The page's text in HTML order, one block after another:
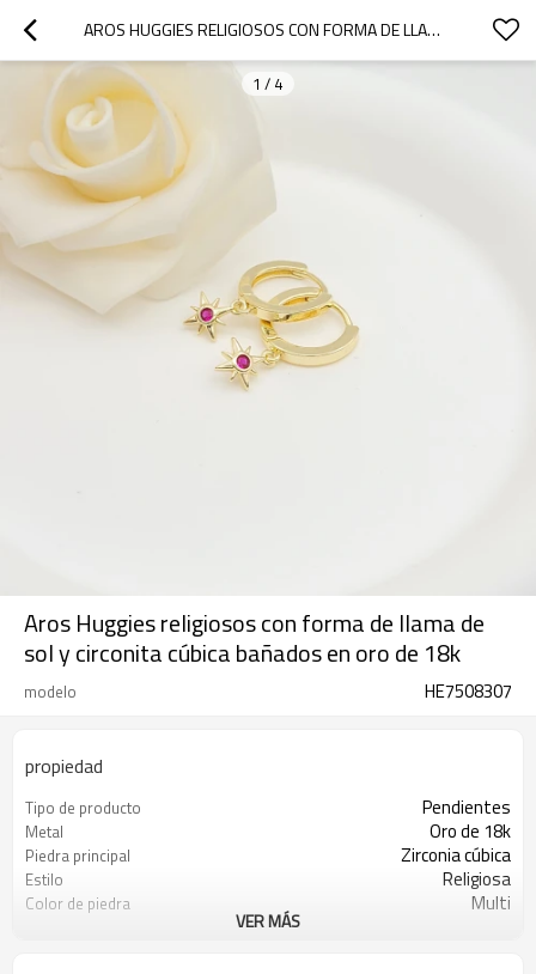
AROS HUGGIES RELIGIOSOS CON FORMA DE LLAMA DE SOL Y CIRCONITA CÚBICA BAÑADOS EN ORO DE 18K
1 / 4
Aros Huggies religiosos con forma de llama de
sol y circonita cúbica bañados en oro de 18k
modelo HE7508307
propiedad
Tipo de producto Pendientes
Metal Oro de 18k
Piedra principal Zirconia cúbica
Estilo Religiosa
Color de piedra Multi
VER MÁS